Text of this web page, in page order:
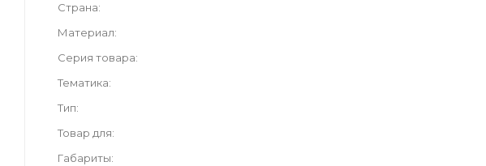
Страна
Материал
Серия товара
Тематика
Тип
Товар для
Габариты